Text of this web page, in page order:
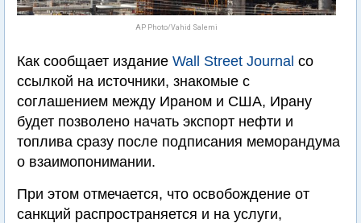
AP Photo/Vahid Salemi
Как сообщает издание Wall Street Journal со
ссылкой на источники, знакомые с
соглашением между Ираном и США, Ирану
будет позволено начать экспорт нефти и
топлива сразу после подписания меморандума
о взаимопонимании.
При этом отмечается, что освобождение от
санкций распространяется и на услуги,